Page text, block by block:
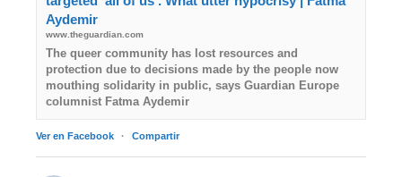
Aydemir
www.theguardian.com
The queer community has lost resources and
protection due to decisions made by the people now
mouthing solidarity in public, says Guardian Europe
columnist Fatma Aydemir
Ver en Facebook · Compartir